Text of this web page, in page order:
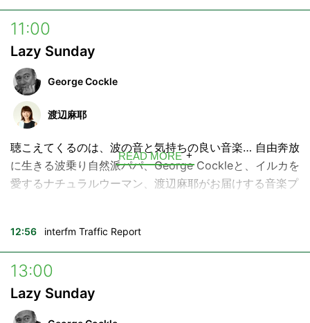
そして今なお色あせない、その生きざまを言葉で旅する4
分の物語「Voyage」。
少し乾きかけたあなたの心に、好奇心という名の水分補
給。今日のあなたへinterfmから言葉の贈り物です。
ハッシュタグ →
---
■放送時間
月曜日〜金曜日 6:52 / 9:55 / 10:28
日曜日 10:55 / 15:55
構成：飯村聖美
11:00
Lazy Sunday
George Cockle
渡辺麻耶
聴こえてくるのは、波の音と気持ちの良い音楽… 自由奔放
に生きる波乗り自然派パパ、George Cockleと、イルカを
愛するナチュラルウーマン、渡辺麻耶がお届けする音楽プ
興味のないことは一瞬で忘れるけれど、大好きな曲の情報
は何年 経っても覚えてる…！そんな生きる音楽辞典、
George Cockleが、日曜日のお昼にぴったりなグッドミュ
ージックをセレクト。素敵なミュージシャンや、海にまつ
わるゲストをお迎えすることも。
READ MORE
12:56 interfm Traffic Report
13:00
Lazy Sunday